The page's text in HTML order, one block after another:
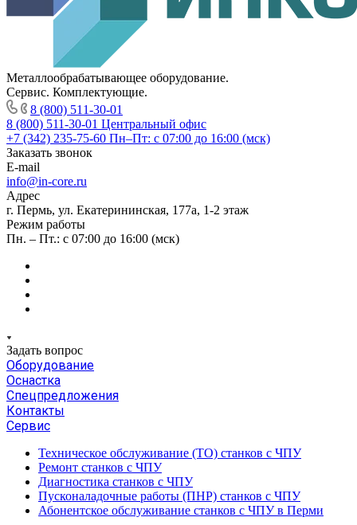
Металлообрабатывающее оборудование.
Сервис. Комплектующие.
8 (800) 511-30-01
8 (800) 511-30-01 Центральный офис
+7 (342) 235-75-60 Пн–Пт: с 07:00 до 16:00 (мск)
Заказать звонок
E-mail
info@in-core.ru
Адрес
г. Пермь, ул. ​Екатерининская, 177а, ​1-2 этаж
Режим работы
Пн. – Пт.: с 07:00 до 16:00 (мск)
Задать вопрос
Оборудование
Оснастка
Спецпредложения
Контакты
Сервис
Техническое обслуживание (ТО) станков с ЧПУ
Ремонт станков с ЧПУ
Диагностика станков с ЧПУ
Пусконаладочные работы (ПНР) станков с ЧПУ
Абонентское обслуживание станков с ЧПУ в Перми